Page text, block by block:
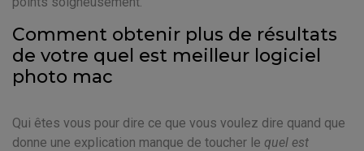
Comment obtenir plus de résultats
de votre quel est meilleur logiciel
photo mac
Qui êtes vous pour dire ce que vous voulez dire quand que
donne une explication manque de toucher le quel est